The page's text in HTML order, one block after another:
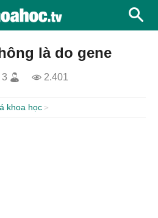
là do gene
3 2.401
khoa học